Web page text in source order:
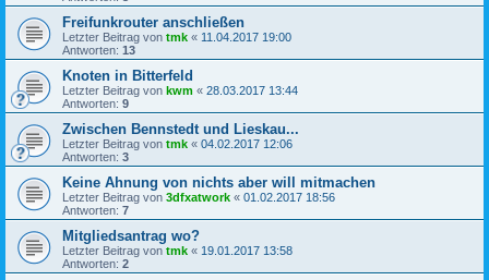
Freifunkrouter anschließen
Letzter Beitrag von tmk « 11.04.2017 19:00
Antworten: 13
Knoten in Bitterfeld
Letzter Beitrag von kwm « 28.03.2017 13:44
Antworten: 9
Zwischen Bennstedt und Lieskau...
Letzter Beitrag von tmk « 04.02.2017 12:06
Antworten: 3
Keine Ahnung von nichts aber will mitmachen
Letzter Beitrag von 3dfxatwork « 01.02.2017 18:56
Antworten: 7
Mitgliedsantrag wo?
Letzter Beitrag von tmk « 19.01.2017 13:58
Antworten: 2